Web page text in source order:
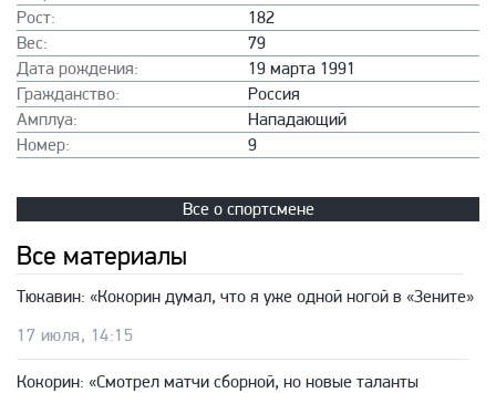
Рост:
182
Вес:
79
Дата рождения:
19 марта 1991
Гражданство:
Россия
Амплуа:
Нападающий
Номер:
9
Все о спортсмене
Все материалы
Тюкавин: «Кокорин думал, что я уже одной ногой в «Зените»
17 июля, 14:15
Кокорин: «Смотрел матчи сборной, но новые таланты